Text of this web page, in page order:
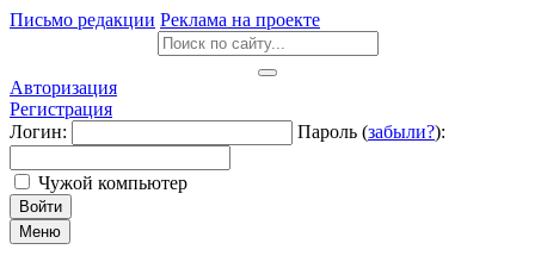
Письмо редакции Реклама на проекте
Авторизация
Регистрация
Логин:
Пароль (забыли?):
Чужой компьютер
Войти
Меню